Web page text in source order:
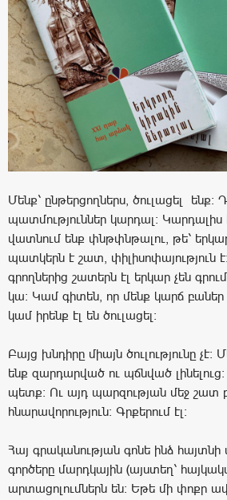
Մենք՝ ընթերցողներս, ծուլացել
պատմություններ կարդալ։
վատնում ենք փնթփնթալու, թե՝
պատկերն է շատ, փիլիսոփայություն
գրողներից շատերն էլ երկար չեն
կա։ Կամ գիտեն, որ մենք կարճ բաներ
կամ իրենք էլ են ծուլացել։
Բայց խնդիրը միայն ծուլությունը չէ։
ենք զարդարված ու պճնված
պետք։ Ու այդ պարզության մեջ շատ
հնարավորություն։ Գրքերում էլ։
Հայ գրականության գոնե ինձ
գործերը մարդկային (այստեղ՝
արտացոլումներն են։ Եթե մի փոքր